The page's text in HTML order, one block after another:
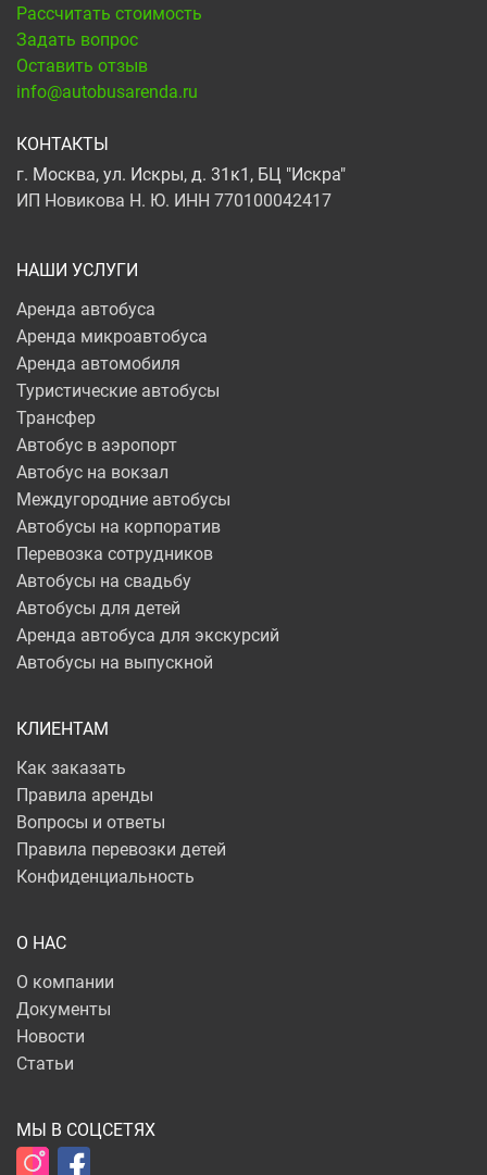
Рассчитать стоимость
Задать вопрос
Оставить отзыв
info@autobusarenda.ru
КОНТАКТЫ
г. Москва, ул. Искры, д. 31к1, БЦ "Искра"
ИП Новикова Н. Ю. ИНН 770100042417
НАШИ УСЛУГИ
Аренда автобуса
Аренда микроавтобуса
Аренда автомобиля
Туристические автобусы
Трансфер
Автобус в аэропорт
Автобус на вокзал
Междугородние автобусы
Автобусы на корпоратив
Перевозка сотрудников
Автобусы на свадьбу
Автобусы для детей
Аренда автобуса для экскурсий
Автобусы на выпускной
КЛИЕНТАМ
Как заказать
Правила аренды
Вопросы и ответы
Правила перевозки детей
Конфиденциальность
О НАС
О компании
Документы
Новости
Статьи
МЫ В СОЦСЕТЯХ